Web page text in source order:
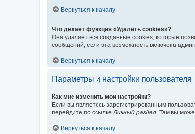
Вернуться к началу
Что делает функция «Удалить cookies»?
Она удаляет все созданные cookies, которые
сообщений, если эта возможность включена
Вернуться к началу
Параметры и настройки пользователя
Как мне изменить мои настройки?
Если вы являетесь зарегистрированным
перейдите по ссылке Личный раздел . Там вы
Вернуться к началу